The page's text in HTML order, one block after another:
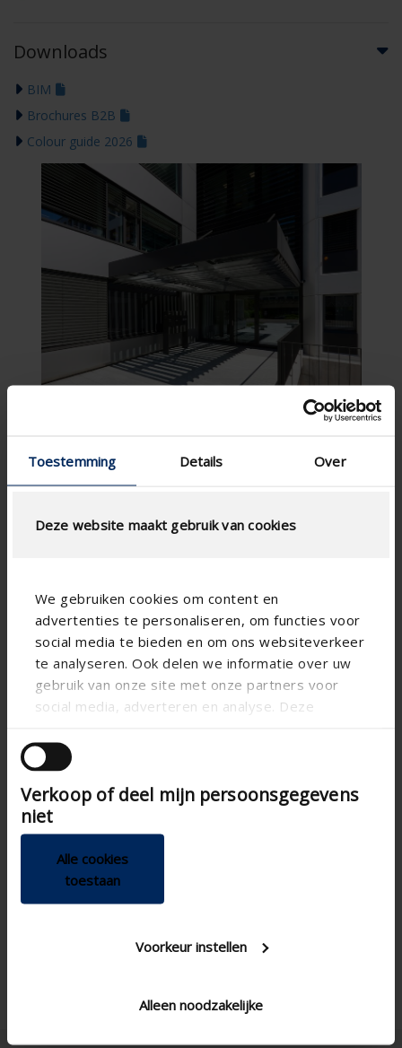
Toestemming Details Over
Deze website maakt gebruik van cookies
We gebruiken cookies om content en
advertenties te personaliseren, om functies voor
social media te bieden en om ons websiteverkeer
te analyseren. Ook delen we informatie over uw
gebruik van onze site met onze partners voor
social media, adverteren en analyse. Deze
andere informatie die u aan ze heeft verstrekt of
die ze hebben verzameld op basis van uw gebruik
van hun services.
Verkoop of deel mijn persoonsgegevens
niet
Alle cookies
toestaan
Voorkeur instellen
Alleen noodzakelijke
Downloads
BIM
Brochures B2B
Colour guide 2026
Technical specifications
Alignment
Horizontal
Blade shape
Building type
Apartment , Hospital ,
Office , School , Veranda
Concept type
SS blade type Variant
window - vertical